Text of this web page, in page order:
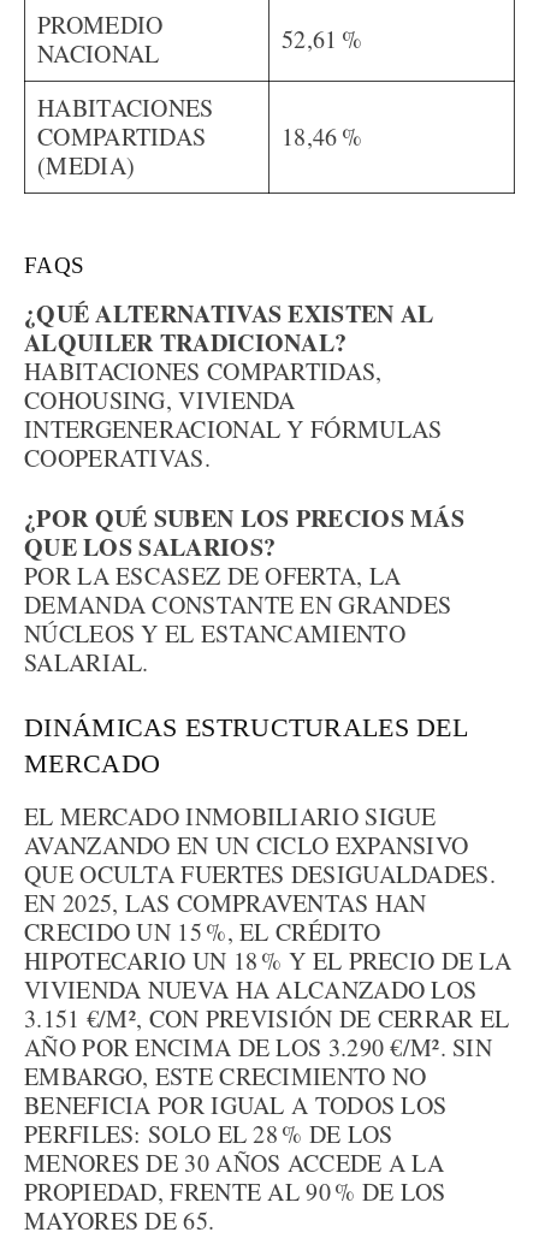
PROMEDIO
NACIONAL
52,61 %
HABITACIONES
COMPARTIDAS
(MEDIA)
18,46 %
FAQS
¿QUÉ ALTERNATIVAS EXISTEN AL
ALQUILER TRADICIONAL?
HABITACIONES COMPARTIDAS,
COHOUSING, VIVIENDA
INTERGENERACIONAL Y FÓRMULAS
COOPERATIVAS.
¿POR QUÉ SUBEN LOS PRECIOS MÁS
QUE LOS SALARIOS?
POR LA ESCASEZ DE OFERTA, LA
DEMANDA CONSTANTE EN GRANDES
NÚCLEOS Y EL ESTANCAMIENTO
SALARIAL.
DINÁMICAS ESTRUCTURALES DEL
MERCADO
EL MERCADO INMOBILIARIO SIGUE
AVANZANDO EN UN CICLO EXPANSIVO
QUE OCULTA FUERTES DESIGUALDADES.
EN 2025, LAS COMPRAVENTAS HAN
CRECIDO UN 15 %, EL CRÉDITO
HIPOTECARIO UN 18 % Y EL PRECIO DE LA
VIVIENDA NUEVA HA ALCANZADO LOS
3.151 €/M², CON PREVISIÓN DE CERRAR EL
AÑO POR ENCIMA DE LOS 3.290 €/M². SIN
EMBARGO, ESTE CRECIMIENTO NO
BENEFICIA POR IGUAL A TODOS LOS
PERFILES: SOLO EL 28 % DE LOS
MENORES DE 30 AÑOS ACCEDE A LA
PROPIEDAD, FRENTE AL 90 % DE LOS
MAYORES DE 65.